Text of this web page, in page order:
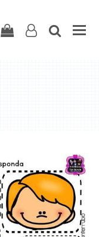
Carritouser-search